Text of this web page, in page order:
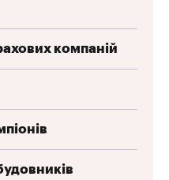
компаній